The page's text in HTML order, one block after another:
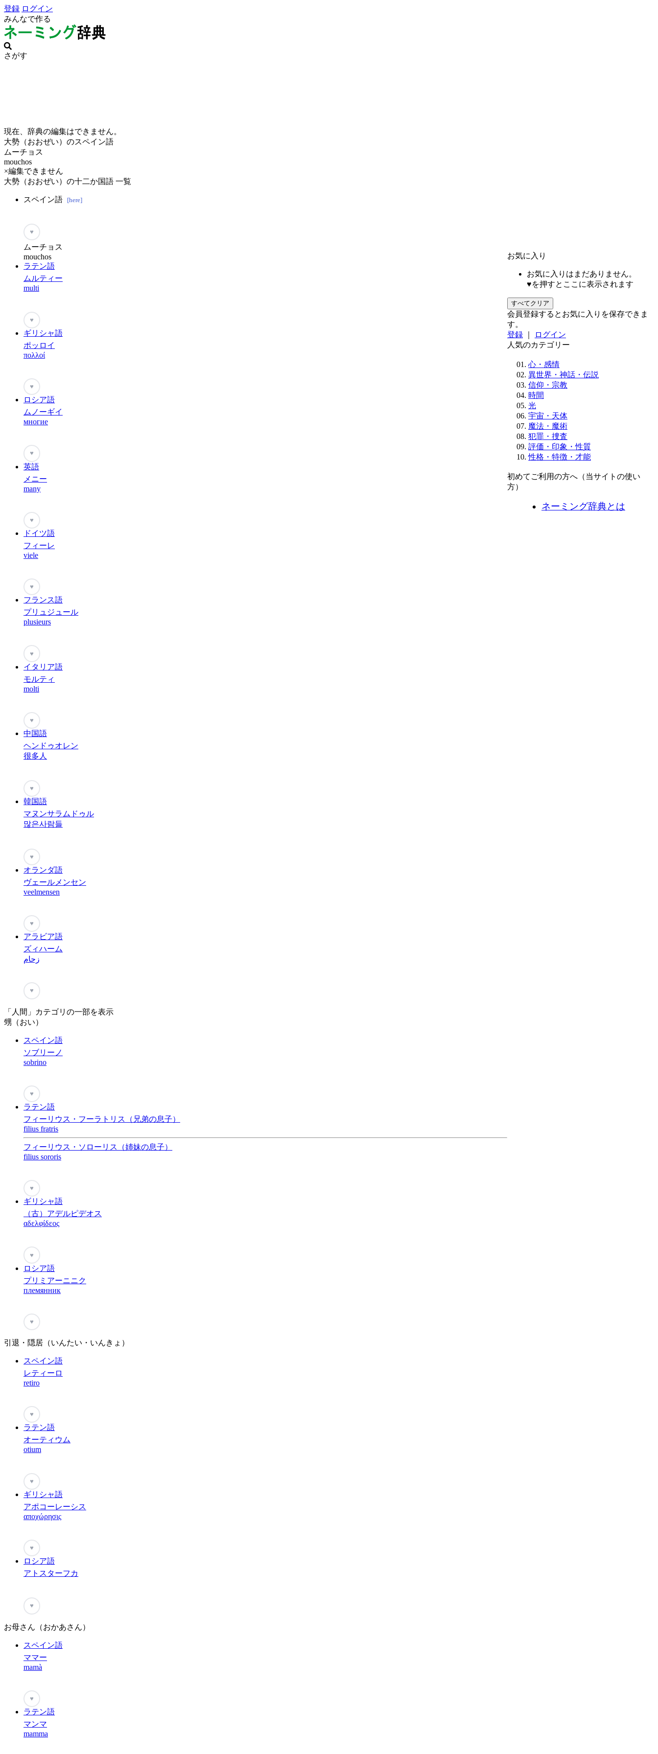
登録 ログイン
みんなで作る
さがす
現在、辞典の編集はできません。
大勢（おおぜい）のスペイン語
ムーチョス
mouchos
×編集できません
大勢（おおぜい）の十二か国語 一覧
スペイン語 [here]
♥
ムーチョス
mouchos
ラテン語
ムルティー
multi
♥
ギリシャ語
ポッロイ
πολλοί
♥
ロシア語
ムノーギイ
многие
♥
英語
メニー
many
♥
ドイツ語
フィーレ
viele
♥
フランス語
プリュジュール
plusieurs
♥
イタリア語
モルティ
molti
♥
中国語
ヘンドゥオレン
很多人
♥
韓国語
マヌンサラムドゥル
많은사람들
♥
オランダ語
ヴェールメンセン
veelmensen
♥
アラビア語
ズィハーム
زحام
♥
「人間」カテゴリの一部を表示
甥（おい）
スペイン語
ソブリーノ
sobrino
♥
ラテン語
フィーリウス・フーラトリス（兄弟の息子）
filius fratris
フィーリウス・ソローリス（姉妹の息子）
filius sororis
♥
ギリシャ語
（古）アデルピデオス
αδελφίδεος
♥
ロシア語
プリミアーニニク
племянник
♥
引退・隠居（いんたい・いんきょ）
スペイン語
レティーロ
retiro
♥
ラテン語
オーティウム
otium
♥
ギリシャ語
アポコーレーシス
αποχώρησις
♥
ロシア語
アトスターフカ
♥
お母さん（おかあさん）
スペイン語
ママー
mamà
♥
ラテン語
マンマ
mamma
お気に入り
お気に入りはまだありません。
♥を押すとここに表示されます
すべてクリア
会員登録するとお気に入りを保存できま
す。
登録
ログイン
人気のカテゴリー
心・感情
異世界・神話・伝説
信仰・宗教
時間
光
宇宙・天体
魔法・魔術
犯罪・捜査
評価・印象・性質
性格・特徴・才能
初めてご利用の方へ（当サイトの使い
方）
ネーミング辞典とは